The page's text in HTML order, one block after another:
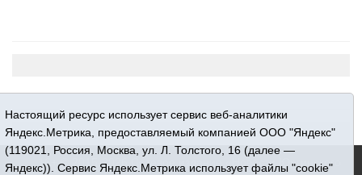
16+ © 2015-2026 Сетевое издание «Новости Юргинского
Настоящий ресурс использует сервис веб-аналитики
Яндекс.Метрика, предоставляемый компанией ООО "Яндекс"
(119021, Россия, Москва, ул. Л. Толстого, 16 (далее —
Яндекс)). Сервис Яндекс.Метрика использует файлы "cookie"